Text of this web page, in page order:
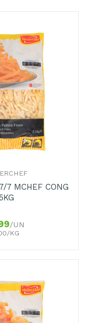
7 MCHEF CONG
/UN
KG